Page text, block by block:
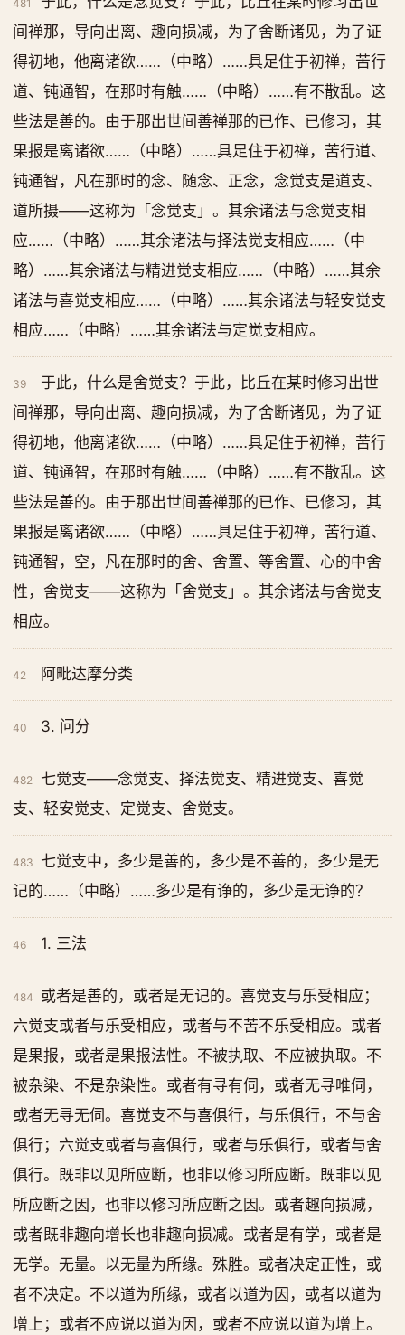
481
间禅那，导向出离、趣向损减，为了舍断诸见，为了证
得初地，他离诸欲……（中略）……具足住于初禅，苦行
道、钝通智，在那时有触……（中略）……有不散乱。这
些法是善的。由于那出世间善禅那的已作、已修习，其
果报是离诸欲……（中略）……具足住于初禅，苦行道、
钝通智，凡在那时的念、随念、正念，念觉支是道支、
道所摄——这称为「念觉支」。其余诸法与念觉支相
应……（中略）……其余诸法与择法觉支相应……（中
略）……其余诸法与精进觉支相应……（中略）……其余
诸法与喜觉支相应……（中略）……其余诸法与轻安觉支
相应……（中略）……其余诸法与定觉支相应。
39
于此，什么是舍觉支？于此，比丘在某时修习出世
间禅那，导向出离、趣向损减，为了舍断诸见，为了证
得初地，他离诸欲……（中略）……具足住于初禅，苦行
道、钝通智，在那时有触……（中略）……有不散乱。这
些法是善的。由于那出世间善禅那的已作、已修习，其
果报是离诸欲……（中略）……具足住于初禅，苦行道、
钝通智，空，凡在那时的舍、舍置、等舍置、心的中舍
性，舍觉支——这称为「舍觉支」。其余诸法与舍觉支
相应。
42 阿毗达摩分类
40 3. 问分
482
七觉支——念觉支、择法觉支、精进觉支、喜觉
支、轻安觉支、定觉支、舍觉支。
483
七觉支中，多少是善的，多少是不善的，多少是无
记的……（中略）……多少是有诤的，多少是无诤的？
46 1. 三法
484
或者是善的，或者是无记的。喜觉支与乐受相应；
六觉支或者与乐受相应，或者与不苦不乐受相应。或者
是果报，或者是果报法性。不被执取、不应被执取。不
被杂染、不是杂染性。或者有寻有伺，或者无寻唯伺，
或者无寻无伺。喜觉支不与喜俱行，与乐俱行，不与舍
俱行；六觉支或者与喜俱行，或者与乐俱行，或者与舍
俱行。既非以见所应断，也非以修习所应断。既非以见
所应断之因，也非以修习所应断之因。或者趣向损减，
或者既非趣向增长也非趣向损减。或者是有学，或者是
无学。无量。以无量为所缘。殊胜。或者决定正性，或
者不决定。不以道为所缘，或者以道为因，或者以道为
增上；或者不应说以道为因，或者不应说以道为增上。